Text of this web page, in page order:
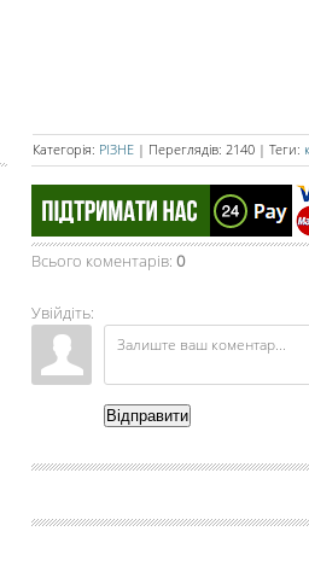
Категорія: РІЗНЕ | Переглядів: 2140 | Теги:
Всього коментарів: 0
Увійдіть:
Відправити